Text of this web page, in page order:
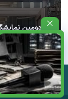
آغاز دومین
تهران+ ویدئو